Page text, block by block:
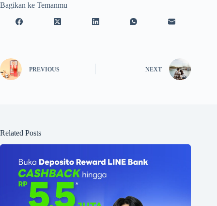
Bagikan ke Temanmu
PREVIOUS NEXT
Related Posts